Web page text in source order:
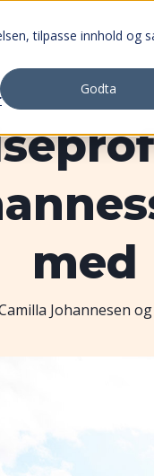
tilpasse innhold og
Godta
Finn
med
Johannesen